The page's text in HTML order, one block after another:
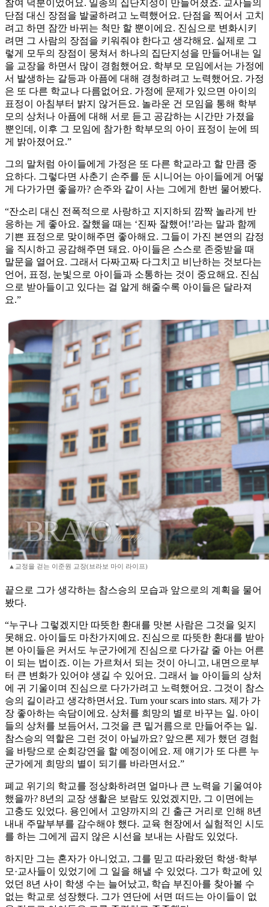
참여 덕분이었어요. 일종의 집단지성이 만들어졌죠. 교사들의
단점 대신 장점을 발굴하려고 노력했어요. 단점을 찍어서 고치
려고 하면 잠깐 바뀌는 척만 할 뿐이에요. 진심으로 변화시키
려면 그 사람의 장점을 키워줘야 한다고 생각해요. 실제로 그
렇게 모두의 장점이 뭉쳐서 하나의 집단지성을 만들어내는 일
을 교장을 하면서 많이 경험했어요. 학부모 모임에서는 가정에
서 발생하는 갈등과 아픔에 대해 경청하려고 노력했어요. 가정
은 또 다른 학교나 다름없어요. 가정에 문제가 있으면 아이의
표정이 아침부터 밝지 않거든요. 놀라운 건 모임을 통해 학부
모의 상처나 아픔에 대해 서로 듣고 공감하는 시간만 가졌을
뿐인데, 이후 그 모임에 참가한 학부모의 아이 표정이 눈에 띄
게 밝아졌어요.”
그의 말처럼 아이들에게 가정은 또 다른 학교라고 할 만큼 중
요하다. 그렇다면 사춘기 손주를 둔 시니어는 아이들에게 어떻
게 다가가면 좋을까? 손주와 같이 사는 그에게 한번 물어봤다.
“잔소리 대신 전폭적으로 사랑하고 지지하되 깜짝 놀라게 반
응하는 게 좋아요. 잘했을 때는 ‘진짜 잘했어!’라는 말과 함께
기쁜 표정으로 맞이해주면 좋아해요. 그들이 가진 본연의 감정
을 직시하고 공감해주면 돼요. 아이들은 스스로 존중받을 때
말문을 열어요. 그래서 다짜고짜 다그치고 비난하는 것보다는
언어, 표정, 눈빛으로 아이들과 소통하는 것이 중요해요. 진심
으로 받아들이고 있다는 걸 알게 해줄수록 아이들은 달라져
요.”
▲교정을 걷는 이준원 교장(브라보 마이 라이프)
끝으로 그가 생각하는 참스승의 모습과 앞으로의 계획을 물어
봤다.
“누구나 그렇겠지만 따뜻한 환대를 맛본 사람은 그것을 잊지
못해요. 아이들도 마찬가지예요. 진심으로 따뜻한 환대를 받아
본 아이들은 커서도 누군가에게 진심으로 다가갈 줄 아는 어른
이 되는 법이죠. 이는 가르쳐서 되는 것이 아니고, 내면으로부
터 큰 변화가 있어야 생길 수 있어요. 그래서 늘 아이들의 상처
에 귀 기울이며 진심으로 다가가려고 노력했어요. 그것이 참스
승의 길이라고 생각하면서요. Turn your scars into stars. 제가 가
장 좋아하는 속담이에요. 상처를 희망의 별로 바꾸는 일. 아이
들의 상처를 보듬어서, 그것을 큰 밑거름으로 만들어주는 일.
참스승의 역할은 그런 것이 아닐까요? 앞으론 제가 했던 경험
을 바탕으로 순회강연을 할 예정이에요. 제 얘기가 또 다른 누
군가에게 희망의 별이 되기를 바라면서요.”
폐교 위기의 학교를 정상화하려면 얼마나 큰 노력을 기울여야
했을까? 8년의 교장 생활은 보람도 있었겠지만, 그 이면에는
고충도 있었다. 용인에서 고양까지의 긴 출근 거리로 인해 8년
내내 주말부부를 감수해야 했다. 교육 현장에서 실험적인 시도
를 하는 그에게 곱지 않은 시선을 보내는 사람도 있었다.
하지만 그는 혼자가 아니었고, 그를 믿고 따라왔던 학생·학부
모·교사들이 있었기에 그 일을 해낼 수 있었다. 그가 학교에 있
었던 8년 사이 학생 수는 늘어났고, 학습 부진아를 찾아볼 수
없는 학교로 성장했다. 그가 연단에 서면 떠드는 아이들이 없